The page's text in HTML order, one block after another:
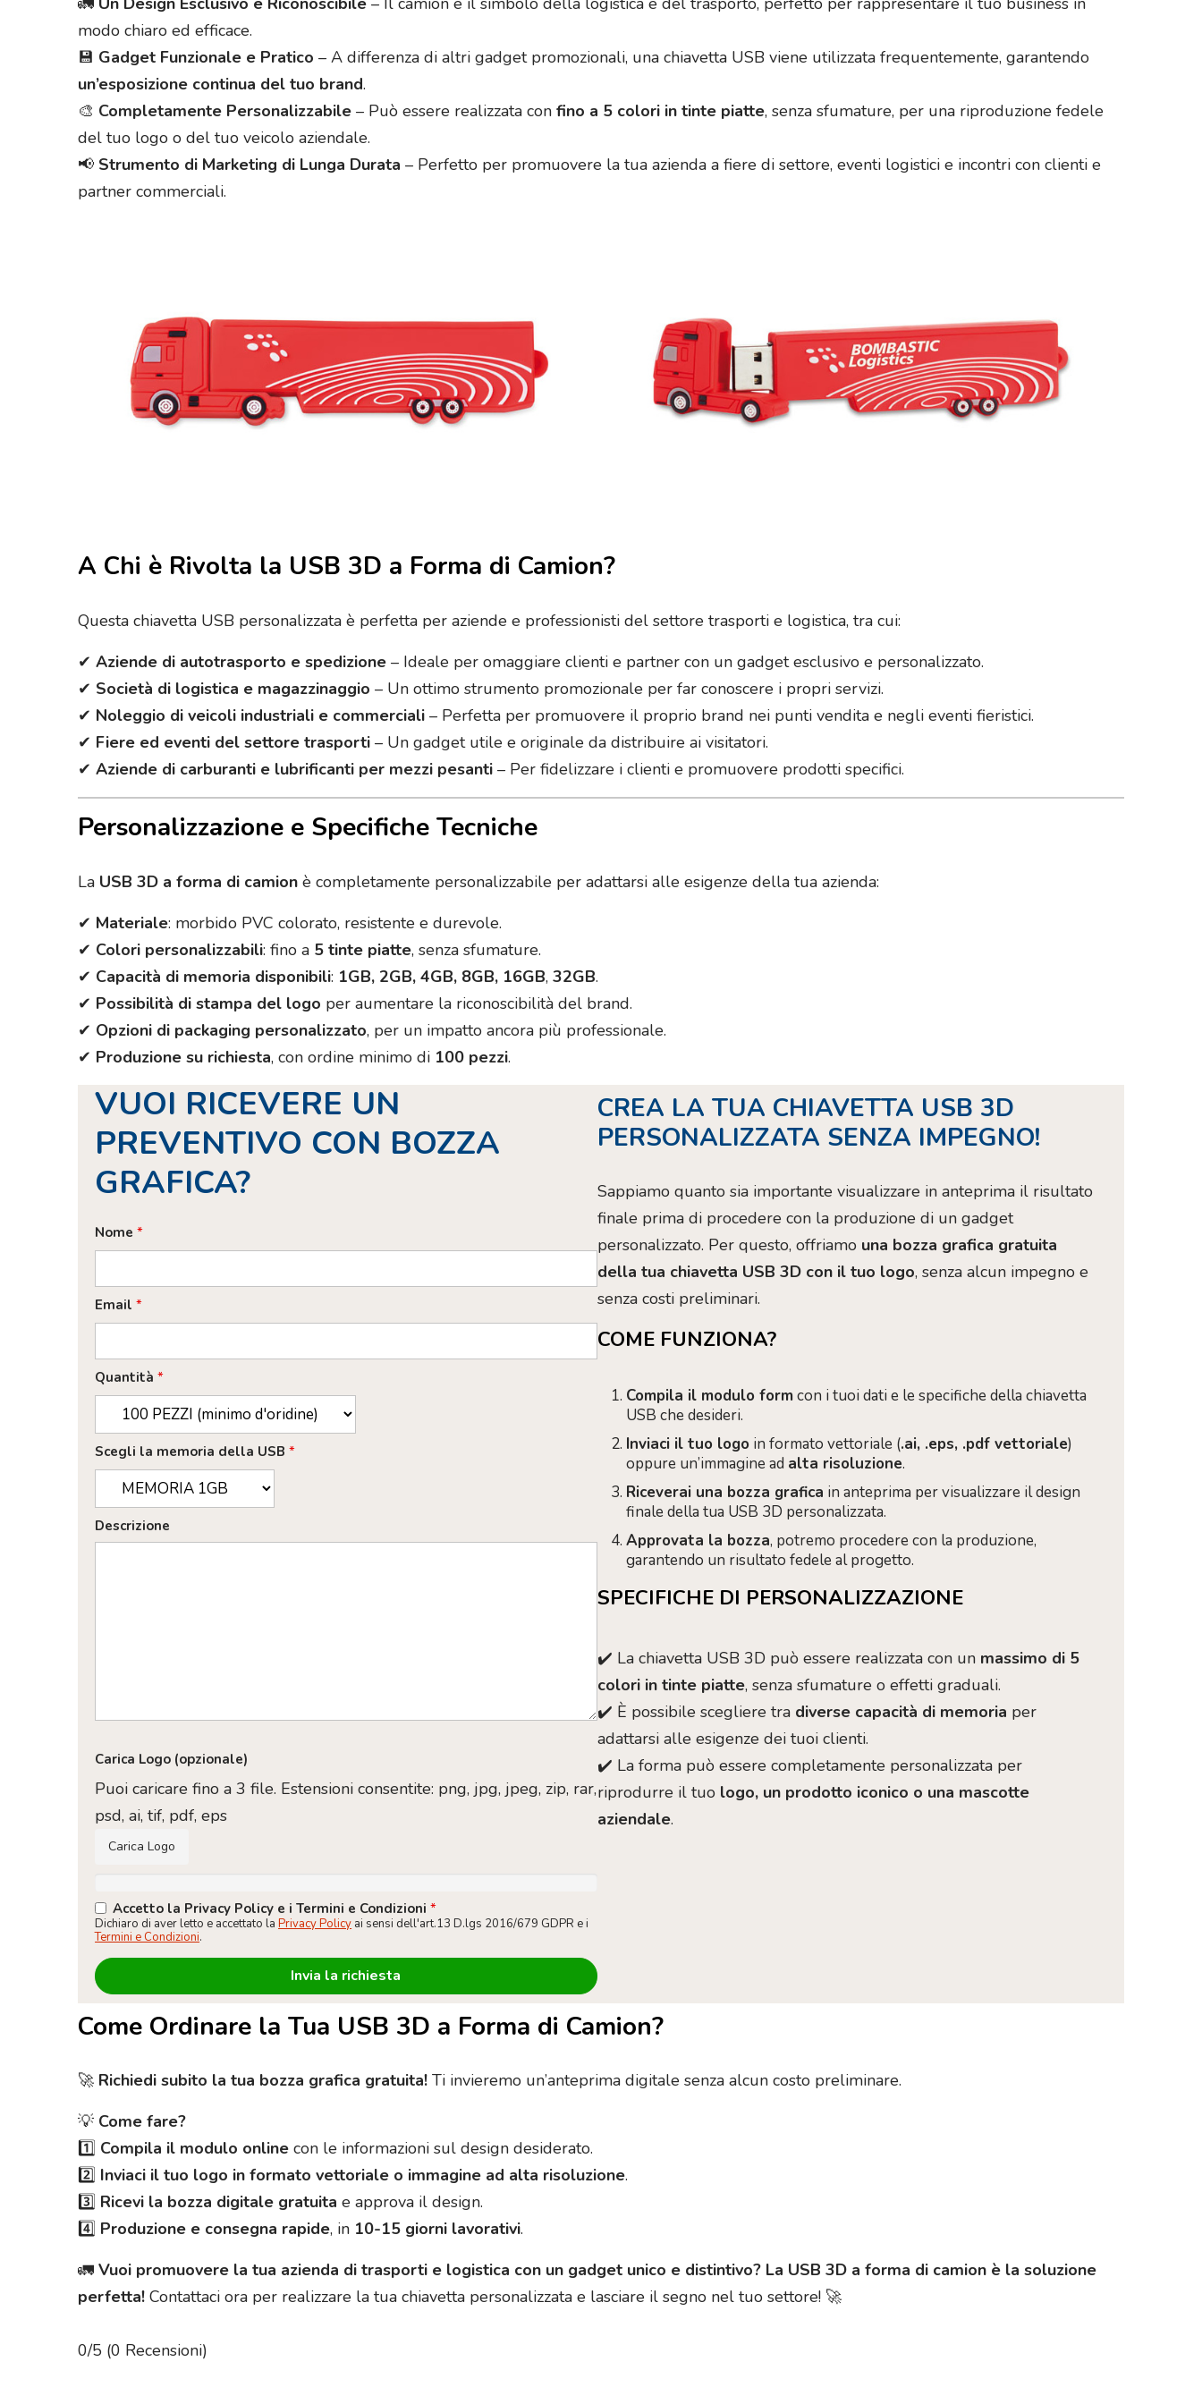
modo chiaro ed efficace.
💾 Gadget Funzionale e Pratico – A differenza di altri gadget promozionali, una chiavetta USB viene utilizzata frequentemente, garantendo
un’esposizione continua del tuo brand.
🎨 Completamente Personalizzabile – Può essere realizzata con fino a 5 colori in tinte piatte, senza sfumature, per una riproduzione fedele
del tuo logo o del tuo veicolo aziendale.
📢 Strumento di Marketing di Lunga Durata – Perfetto per promuovere la tua azienda a fiere di settore, eventi logistici e incontri con clienti e
partner commerciali.
A Chi è Rivolta la USB 3D a Forma di Camion?
Questa chiavetta USB personalizzata è perfetta per aziende e professionisti del settore trasporti e logistica, tra cui:
✔ Aziende di autotrasporto e spedizione – Ideale per omaggiare clienti e partner con un gadget esclusivo e personalizzato.
✔ Società di logistica e magazzinaggio – Un ottimo strumento promozionale per far conoscere i propri servizi.
✔ Noleggio di veicoli industriali e commerciali – Perfetta per promuovere il proprio brand nei punti vendita e negli eventi fieristici.
✔ Fiere ed eventi del settore trasporti – Un gadget utile e originale da distribuire ai visitatori.
✔ Aziende di carburanti e lubrificanti per mezzi pesanti – Per fidelizzare i clienti e promuovere prodotti specifici.
Personalizzazione e Specifiche Tecniche
La USB 3D a forma di camion è completamente personalizzabile per adattarsi alle esigenze della tua azienda:
✔ Materiale: morbido PVC colorato, resistente e durevole.
✔ Colori personalizzabili: fino a 5 tinte piatte, senza sfumature.
✔ Capacità di memoria disponibili: 1GB, 2GB, 4GB, 8GB, 16GB, 32GB.
✔ Possibilità di stampa del logo per aumentare la riconoscibilità del brand.
✔ Opzioni di packaging personalizzato, per un impatto ancora più professionale.
✔ Produzione su richiesta, con ordine minimo di 100 pezzi.
VUOI RICEVERE UN
PREVENTIVO CON BOZZA
GRAFICA?
Nome*
Email*
Quantità*
Scegli la memoria della USB*
Descrizione
Carica Logo (opzionale)
Carica Logo
Puoi caricare fino a 3 file. Estensioni consentite: png, jpg, jpeg, zip, rar,
psd, ai, tif, pdf, eps
Accetto la Privacy Policy e i Termini e Condizioni*
Dichiaro di aver letto e accettato laPrivacy Policy ai sensi dell'art.13 D.lgs 2016/679 GDPR e i
Termini e Condizioni.
CREA LA TUA CHIAVETTA USB 3D
PERSONALIZZATA SENZA IMPEGNO!
Sappiamo quanto sia importante visualizzare in anteprima il risultato
finale prima di procedere con la produzione di un gadget
personalizzato. Per questo, offriamo una bozza grafica gratuita
della tua chiavetta USB 3D con il tuo logo, senza alcun impegno e
senza costi preliminari.
COME FUNZIONA?
Compila il modulo formcon i tuoi dati e le specifiche della chiavetta
USB che desideri.
Inviaci il tuo logoin formato vettoriale (.ai, .eps, .pdf vettoriale)
oppure un’immagine ad alta risoluzione.
Riceverai una bozza grafica in anteprima per visualizzare il design
finale della tua USB 3D personalizzata.
Approvata la bozza, potremo procedere con la produzione,
garantendo un risultato fedele al progetto.
SPECIFICHE DI PERSONALIZZAZIONE
✔️ La chiavetta USB 3D può essere realizzata con un massimo di 5
colori in tinte piatte, senza sfumature o effetti graduali.
✔️ È possibile scegliere tra diverse capacità di memoria per
adattarsi alle esigenze dei tuoi clienti.
✔️ La forma può essere completamente personalizzata per
riprodurre il tuo logo, un prodotto iconico o una mascotte
aziendale.
Come Ordinare la Tua USB 3D a Forma di Camion?
🚀 Richiedi subito la tua bozza grafica gratuita! Ti invieremo un’anteprima digitale senza alcun costo preliminare.
💡 Come fare?
1️⃣ Compila il modulo online con le informazioni sul design desiderato.
2️⃣ Inviaci il tuo logo in formato vettoriale o immagine ad alta risoluzione.
3️⃣ Ricevi la bozza digitale gratuita e approva il design.
4️⃣ Produzione e consegna rapide, in 10-15 giorni lavorativi.
🚛 Vuoi promuovere la tua azienda di trasporti e logistica con un gadget unico e distintivo? La USB 3D a forma di camion è la soluzione
perfetta! Contattaci ora per realizzare la tua chiavetta personalizzata e lasciare il segno nel tuo settore! 🚀
0/5 (0 Recensioni)